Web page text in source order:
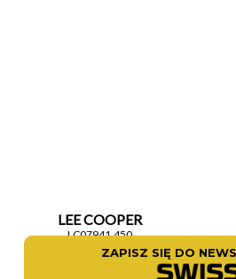
LEE COOPER
LC07941.450
350,-ZAPISZ SIĘ DO